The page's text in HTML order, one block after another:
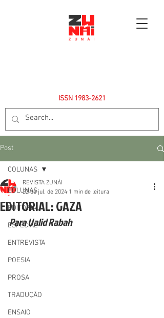
ISSN 1983-2621
Post
COLUNAS
EDITORIAL
ESPECIAL
ENTREVISTA
POESIA
PROSA
TRADUÇÃO
ENSAIO
COLUNAS
EDITORIAL: GAZA
REVISTA ZUNÁI
22 de jul. de 2024 1 min de leitura
Para Ualid Rabah